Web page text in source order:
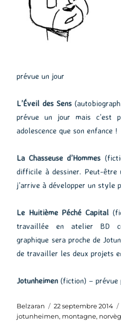
prévue un jour
L’Éveil des Sens
prévue un jour mais c’est
adolescence que son enfance !
La Chasseuse d’Hommes
difficile à dessiner. Peut-être
j’arrive à développer un style
Le Huitième Péché Capital
travaillée en atelier BD
graphique sera proche de
de travailler les deux projets
Jotunheimen (fiction) – prévue
Auteur
Belzaran
Publié
le
22 septembre 2014
jotunheimen, montagne,